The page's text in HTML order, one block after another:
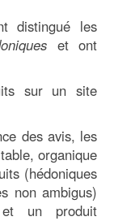
distingué les
et ont
sur un site
des avis, les
organique
(hédoniques
non ambigus)
un produit